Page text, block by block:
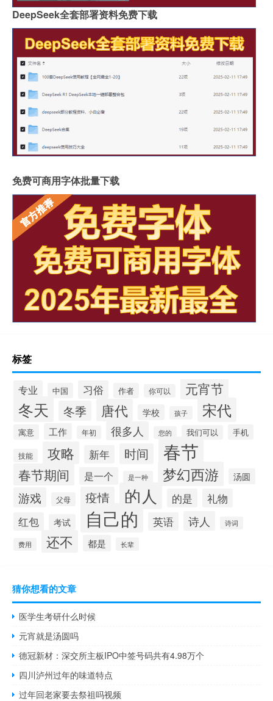
DeepSeek全套部署资料免费下载
免费可商用字体批量下载
标签
专业 中国 习俗 作者 你可以 元宵节
冬天 冬季 唐代 学校 孩子 宋代
寓意 工作 年初 很多人 您的 我们可以 手机
技能 攻略 新年 时间 春节
春节期间 是一个 是一种 梦幻西游 汤圆
游戏 父母 疫情 的人 的是 礼物
红包 考试 自己的 英语 诗人 诗词
费用 还不 都是 长辈
猜你想看的文章
医学生考研什么时候
元宵就是汤圆吗
德冠新材：深交所主板IPO中签号码共有4.98万个
四川泸州过年的味道特点
过年回老家要去祭祖吗视频